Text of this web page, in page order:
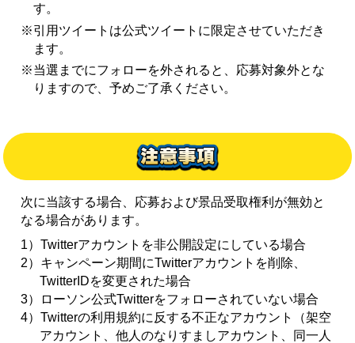
す。
※引用ツイートは公式ツイートに限定させていただき
ます。
※当選までにフォローを外されると、応募対象外とな
りますので、予めご了承ください。
次に当該する場合、応募および景品受取権利が無効と
なる場合があります。
1）Twitterアカウントを非公開設定にしている場合
2）キャンペーン期間にTwitterアカウントを削除、
TwitterIDを変更された場合
3）ローソン公式Twitterをフォローされていない場合
4）Twitterの利用規約に反する不正なアカウント（架空
アカウント、他人のなりすましアカウント、同一人